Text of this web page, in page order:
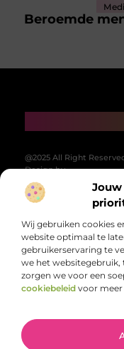
Jouw
Wij gebruiken cookies
website optimaal te
gebruikerservaring te
we het websitegebruik,
zorgen we voor een
cookiebeleid voor
Beroemde
@2025 All Right
Design by
www.patrickstrijards.nl.
Een rijke mix